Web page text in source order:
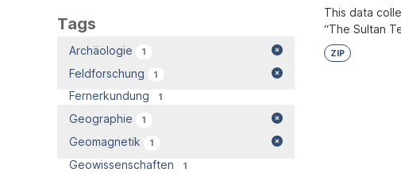
Tags
Archäologie 1
Feldforschung 1
Fernerkundung 1
Geographie 1
Geomagnetik 1
Geowissenschaften 1
This data
“The Sultan
ZIP